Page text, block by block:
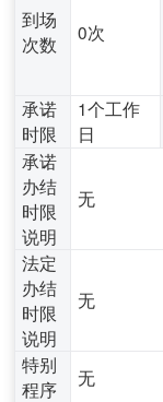
到场
次数
0次
承诺
时限
1个工作
日
承诺
办结
时限
说明
无
法定
办结
时限
说明
无
特别
程序
无